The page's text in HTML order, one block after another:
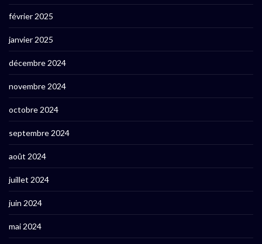
février 2025
janvier 2025
décembre 2024
novembre 2024
octobre 2024
septembre 2024
août 2024
juillet 2024
juin 2024
mai 2024